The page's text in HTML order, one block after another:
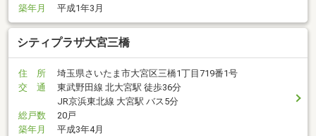
築年月
平成1年3月
シティプラザ大宮三橋
住 所
埼玉県さいたま市大宮区三橋1丁目719番1号
交 通
東武野田線 北大宮駅 徒歩36分
JR京浜東北線 大宮駅 バス5分
総戸数
20戸
築年月
平成3年4月